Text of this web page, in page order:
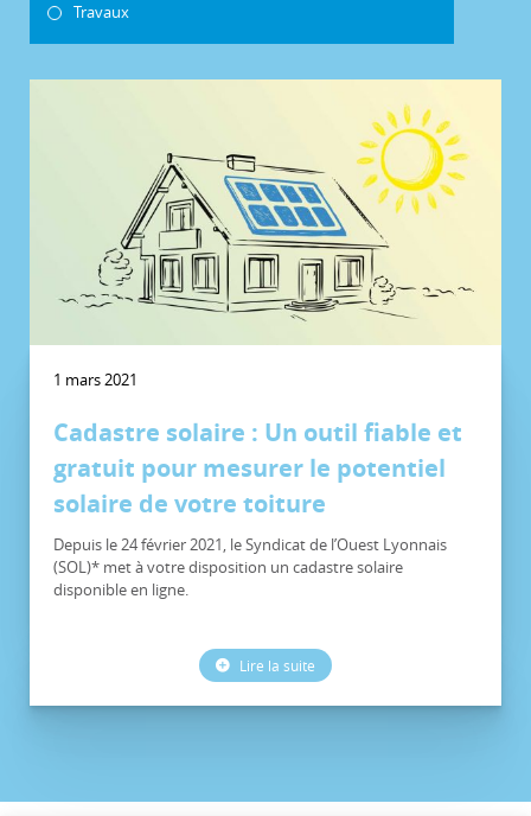
Travaux
1 mars 2021
Cadastre solaire : Un outil fiable et
gratuit pour mesurer le potentiel
solaire de votre toiture
Depuis le 24 février 2021, le Syndicat de l’Ouest Lyonnais
(SOL)* met à votre disposition un cadastre solaire
disponible en ligne.
Lire la suite